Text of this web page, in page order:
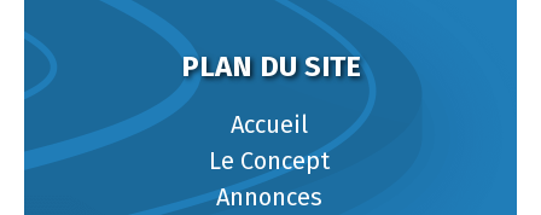
PLAN DU SITE
Accueil
Le Concept
Annonces